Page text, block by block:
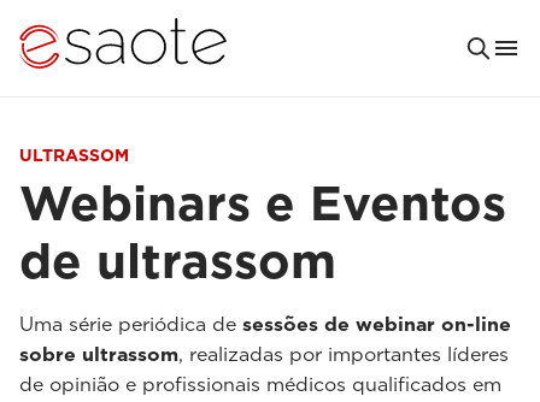
ULTRASSOM
Webinars e Eventos
de ultrassom
Uma série periódica de sessões de webinar on-line
sobre ultrassom, realizadas por importantes líderes
de opinião e profissionais médicos qualificados em